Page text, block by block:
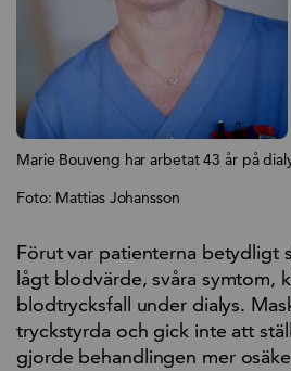
Marie Bouveng har arbetat 43 år på
Foto: Mattias Johansson
Förut var patienterna betydligt
lågt blodvärde, svåra symtom,
blodtrycksfall under dialys.
tryckstyrda och gick inte att
gjorde behandlingen mer